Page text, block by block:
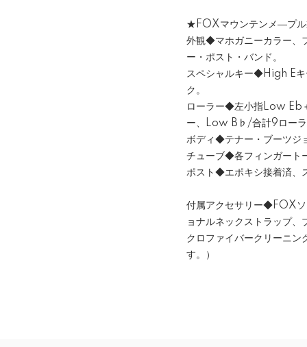
★FOXマウンテンメ―プ
外観◆マホガニーカラー、
ー・ポスト・バンド。
スペシャルキー◆High E
ク。
ローラー◆左小指Low Eb
ー、Low B♭/合計9ロー
ボディ◆テナー・ブーツジ
チューブ◆各フィンガート
ポスト◆エポキシ接着済、
付属アクセサリー◆FOXソ
ョナルネックストラップ
クロファイバークリーニン
す。）